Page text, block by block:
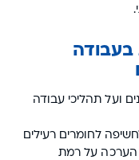
בעבודה
ועל תהליכי עבודה
לחומרים רעילים
הערכה על רמת